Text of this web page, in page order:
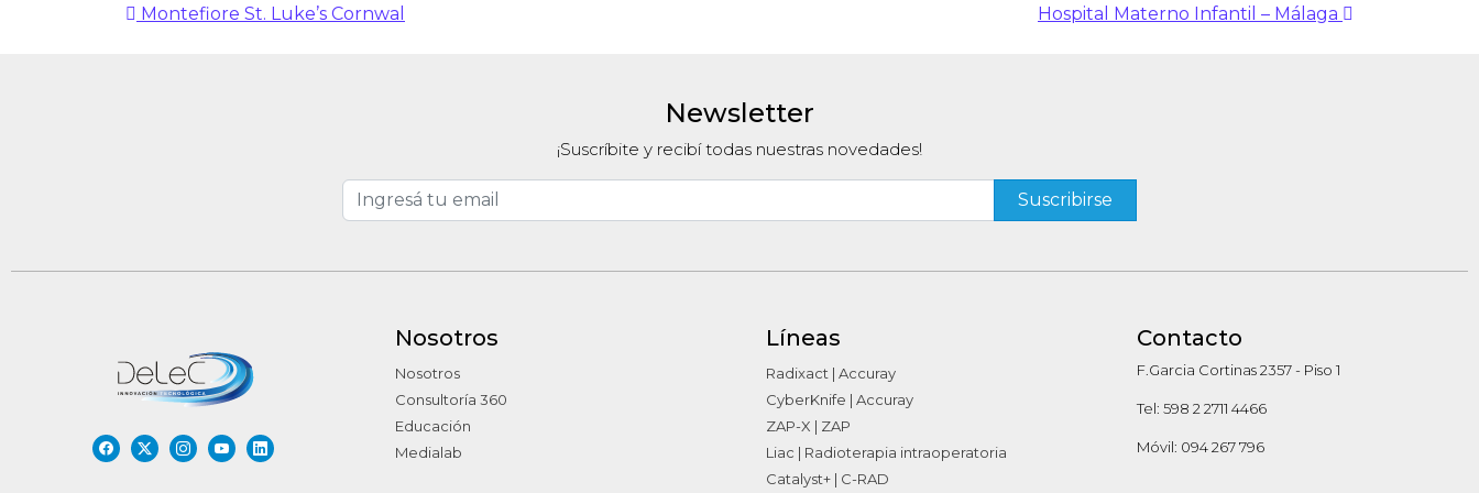
Navegación de entradas
Montefiore St. Luke’s Cornwal Hospital Materno Infantil – Málaga
Newsletter
¡Suscríbite y recibí todas nuestras novedades!
Nosotros
Nosotros
Consultoría 360
Educación
Medialab
Líneas
Radixact | Accuray
CyberKnife | Accuray
ZAP-X | ZAP
Liac | Radioterapia intraoperatoria
Catalyst+ | C-RAD
Contacto
F.Garcia Cortinas 2357 - Piso 1
Tel: 598 2 2711 4466
Móvil: 094 267 796